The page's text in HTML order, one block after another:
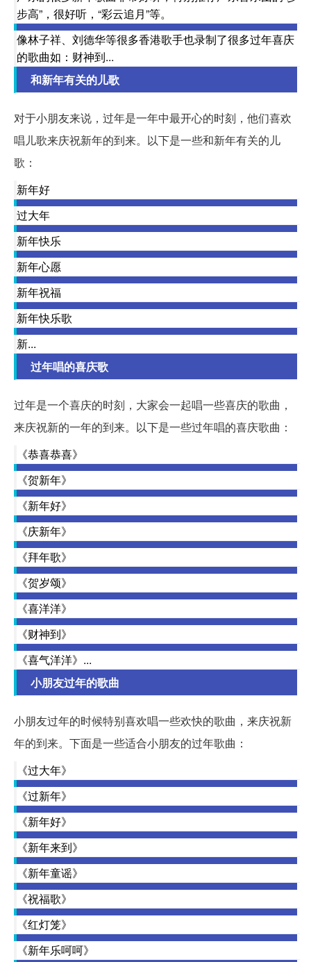
步高”，很好听，“彩云追月”等。
像林子祥、刘德华等很多香港歌手也录制了很多过年喜庆
的歌曲如：财神到...
和新年有关的儿歌
对于小朋友来说，过年是一年中最开心的时刻，他们喜欢
唱儿歌来庆祝新年的到来。以下是一些和新年有关的儿
歌：
新年好
过大年
新年快乐
新年心愿
新年祝福
新年快乐歌
新...
过年唱的喜庆歌
过年是一个喜庆的时刻，大家会一起唱一些喜庆的歌曲，
来庆祝新的一年的到来。以下是一些过年唱的喜庆歌曲：
《恭喜恭喜》
《贺新年》
《新年好》
《庆新年》
《拜年歌》
《贺岁颂》
《喜洋洋》
《财神到》
《喜气洋洋》...
小朋友过年的歌曲
小朋友过年的时候特别喜欢唱一些欢快的歌曲，来庆祝新
年的到来。下面是一些适合小朋友的过年歌曲：
《过大年》
《过新年》
《新年好》
《新年来到》
《新年童谣》
《祝福歌》
《红灯笼》
《新年乐呵呵》